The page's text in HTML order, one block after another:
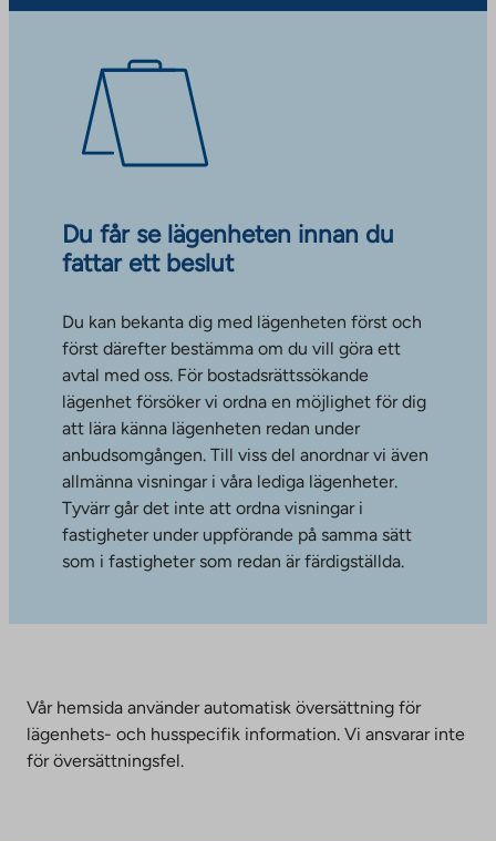
Du får se lägenheten innan du
fattar ett beslut
Du kan bekanta dig med lägenheten först och
först därefter bestämma om du vill göra ett
avtal med oss. För bostadsrättssökande
lägenhet försöker vi ordna en möjlighet för dig
att lära känna lägenheten redan under
anbudsomgången. Till viss del anordnar vi även
allmänna visningar i våra lediga lägenheter.
Tyvärr går det inte att ordna visningar i
fastigheter under uppförande på samma sätt
som i fastigheter som redan är färdigställda.
Vår hemsida använder automatisk översättning för
lägenhets- och husspecifik information. Vi ansvarar inte
för översättningsfel.